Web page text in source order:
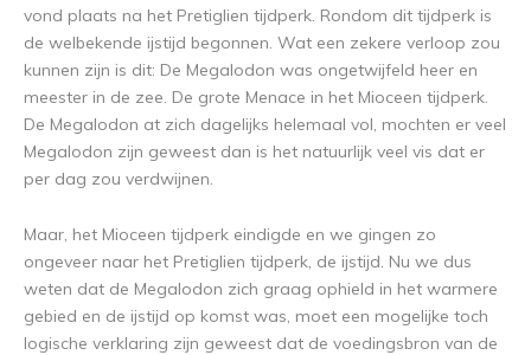
vond plaats na het Pretiglien tijdperk. Rondom dit tijdperk is
de welbekende ijstijd begonnen. Wat een zekere verloop zou
kunnen zijn is dit: De Megalodon was ongetwijfeld heer en
meester in de zee. De grote Menace in het Mioceen tijdperk.
De Megalodon at zich dagelijks helemaal vol, mochten er veel
Megalodon zijn geweest dan is het natuurlijk veel vis dat er
per dag zou verdwijnen.
Maar, het Mioceen tijdperk eindigde en we gingen zo
ongeveer naar het Pretiglien tijdperk, de ijstijd. Nu we dus
weten dat de Megalodon zich graag ophield in het warmere
gebied en de ijstijd op komst was, moet een mogelijke toch
logische verklaring zijn geweest dat de voedingsbron van de